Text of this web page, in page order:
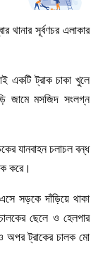
থানার সূর্বণচর এলাকার
একটি ট্রাক চাকা খুলে
জামে মসজিদ সংলগ্ন
যানবাহন চলাচল বন্ধ
করে।
এসে সড়কে দাঁড়িয়ে থাকা
ছেলে ও হেলপার
অপর ট্রাকের চালক মো